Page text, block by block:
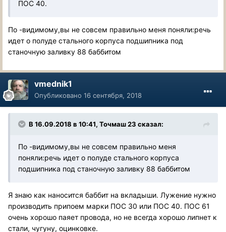
ПОС 40.
По -видимому,вы не совсем правильно меня поняли:речь
идет о полуде стального корпуса подшипника под
станочную заливку 88 баббитом
vmednik1
Опубликовано 16 сентября, 2018
В 16.09.2018 в 10:41, Точмаш 23 сказал:
По -видимому,вы не совсем правильно меня
поняли:речь идет о полуде стального корпуса
подшипника под станочную заливку 88 баббитом
Я знаю как наносится баббит на вкладыши. Лужение нужно
производить припоем марки ПОС 30 или ПОС 40. ПОС 61
очень хорошо паяет провода, но не всегда хорошо липнет к
стали, чугуну, оцинковке.